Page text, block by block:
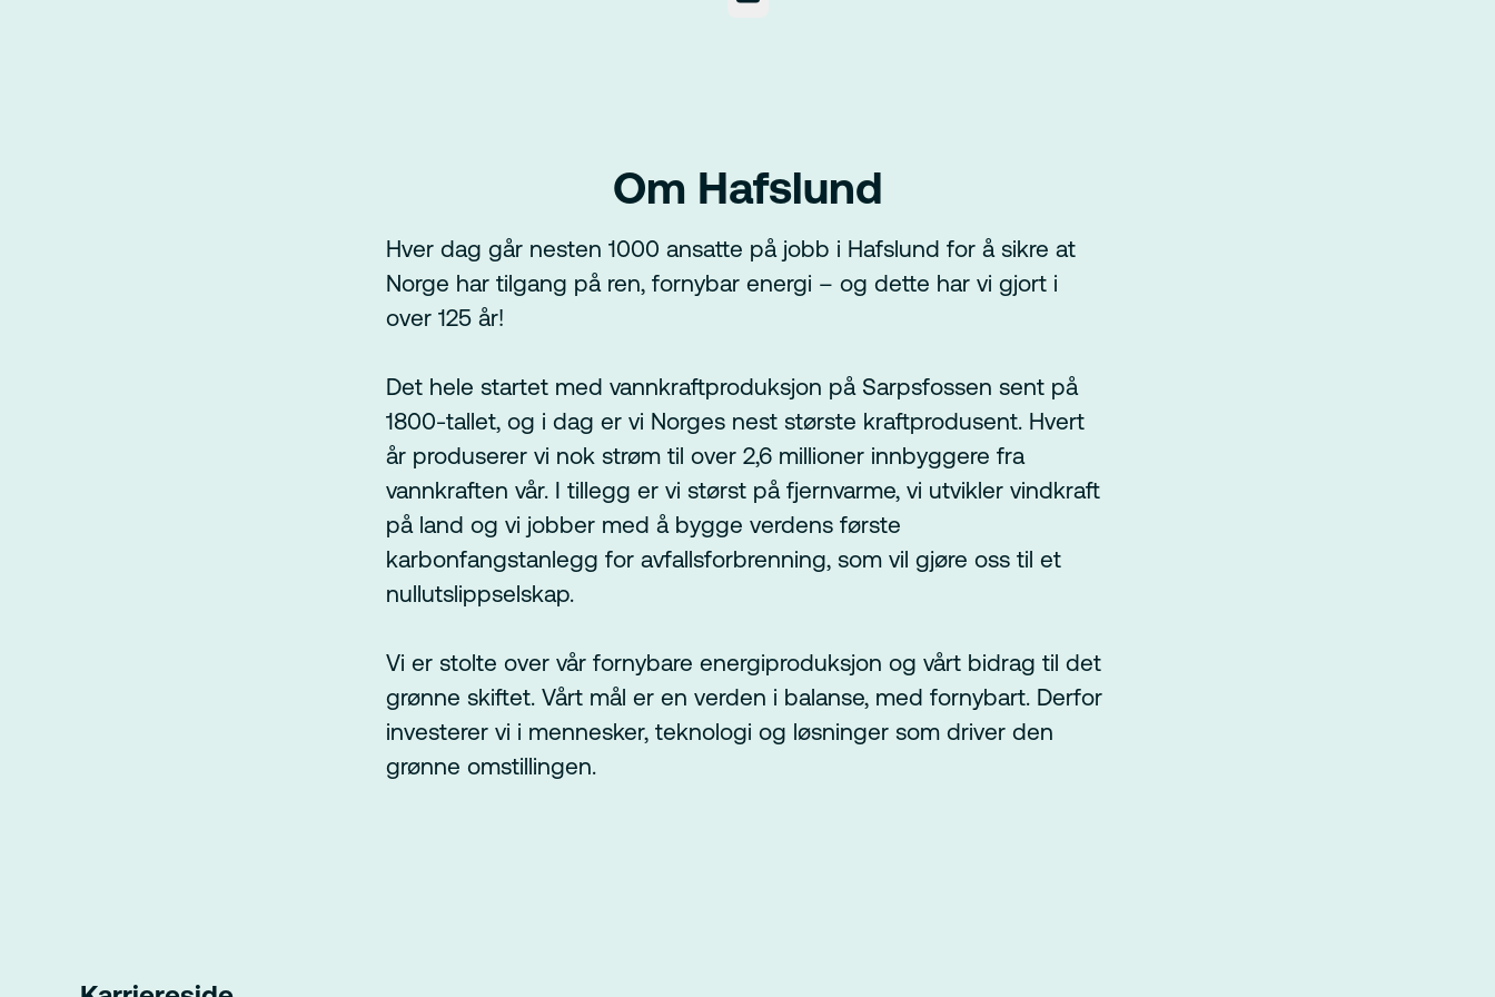
Om Hafslund
Hver dag går nesten 1000 ansatte på jobb i Hafslund for å sikre at
Norge har tilgang på ren, fornybar energi – og dette har vi gjort i
over 125 år!
Det hele startet med vannkraftproduksjon på Sarpsfossen sent på
1800-tallet, og i dag er vi Norges nest største kraftprodusent. Hvert
år produserer vi nok strøm til over 2,6 millioner innbyggere fra
vannkraften vår. I tillegg er vi størst på fjernvarme, vi utvikler vindkraft
på land og vi jobber med å bygge verdens første
karbonfangstanlegg for avfallsforbrenning, som vil gjøre oss til et
nullutslippselskap.
Vi er stolte over vår fornybare energiproduksjon og vårt bidrag til det
grønne skiftet. Vårt mål er en verden i balanse, med fornybart. Derfor
investerer vi i mennesker, teknologi og løsninger som driver den
grønne omstillingen.